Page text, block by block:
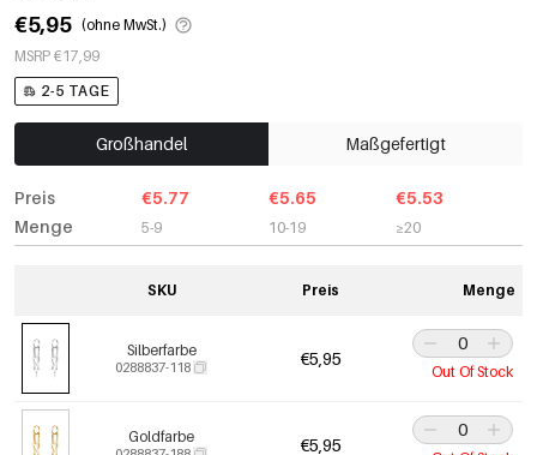
€5,95 (ohne MwSt.)
MSRP €17,99
2-5 TAGE
Großhandel Maßgefertigt
Preis
Menge
€5.77
5-9
€5.65
10-19
€5.53
≥20
SKU Preis Menge
Silberfarbe
0288837-118 €5,95
Out Of Stock
Goldfarbe €5,95